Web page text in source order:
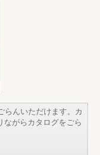
らんいただけます。カ
ながらカタログをごら